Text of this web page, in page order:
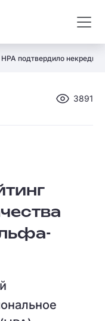
НРА подтвердило
3891